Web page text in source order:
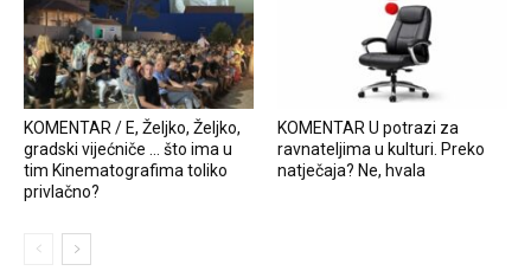
KOMENTAR / E, Željko, Željko,
gradski vijećniče … što ima u
tim Kinematografima toliko
privlačno?
KOMENTAR U potrazi za
ravnateljima u kulturi. Preko
natječaja? Ne, hvala